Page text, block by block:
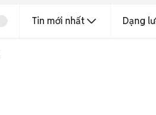
Tin mới nhất Dạng